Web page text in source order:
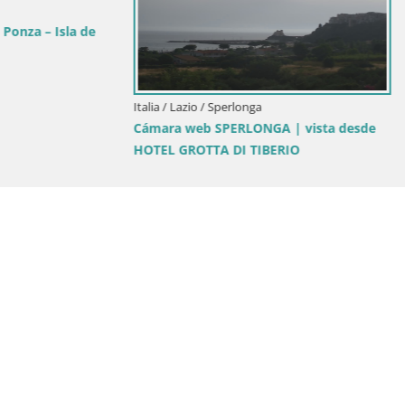
Gaeta: Tra Coralli e stelle
Italia / Lazio / Gaeta
Gaeta – La Fuente de San